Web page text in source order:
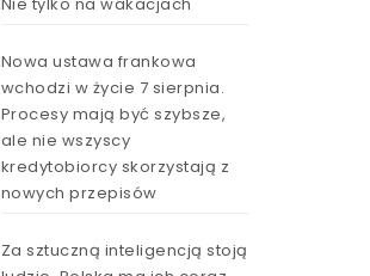
Nowa ustawa frankowa
wchodzi w życie 7 sierpnia.
Procesy mają być szybsze,
ale nie wszyscy
kredytobiorcy skorzystają z
nowych przepisów
Za sztuczną inteligencją stoją